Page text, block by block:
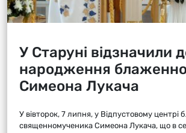
У Старуні відзначили
народження
Симеона Лукача
У вівторок, 7 липня, у Відпустовому центрі
священномученика Симеона Лукача, що в